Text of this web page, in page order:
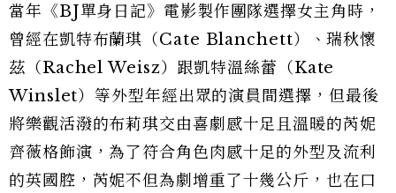
當年《BJ單身日記》電影製作團隊選擇女主角時，
曾經在凱特布蘭琪（Cate Blanchett）、瑞秋懷
茲（Rachel Weisz）跟凱特溫絲蕾（Kate
Winslet）等外型年經出眾的演員間選擇，但最後
將樂觀活潑的布莉琪交由喜劇感十足且溫暖的芮妮
齊薇格飾演，為了符合角色肉感十足的外型及流利
的英國腔，芮妮不但為劇增重了十幾公斤，也在口